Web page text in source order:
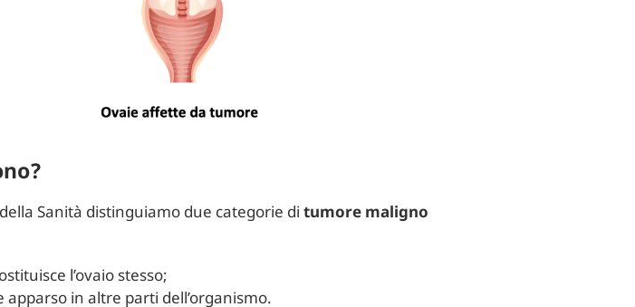
Sanità distinguiamo due categorie ditumore maligno
l’ovaio stesso;
apparso in altre parti dell’organismo.